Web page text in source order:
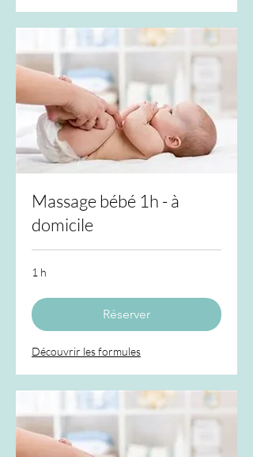
Massage bébé 1h - à
domicile
1 h
Réserver
Découvrir les formules